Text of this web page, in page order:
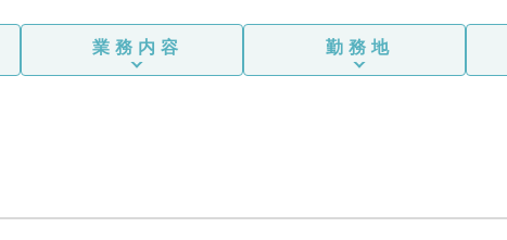
業務内容 勤務地